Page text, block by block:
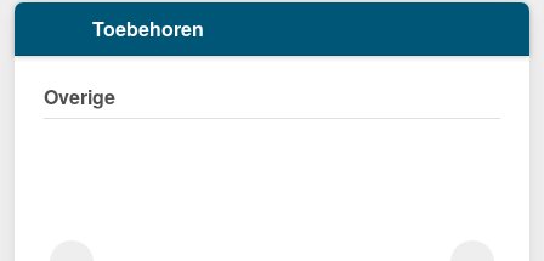
Toebehoren
Overige